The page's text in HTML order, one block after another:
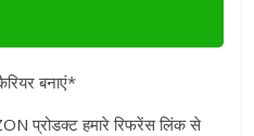
बनाएं*
प्रोडक्ट हमारे रिफरेंस लिंक से